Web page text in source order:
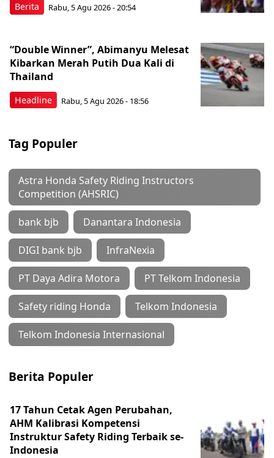
Berita Rabu, 5 Agu 2026 - 20:54
Headline
“Double Winner”, Abimanyu Melesat
Kibarkan Merah Putih Dua Kali di
Thailand
Rabu, 5 Agu 2026 - 18:56
Tag Populer
Astra Honda Safety Riding Instructors
Competition (AHSRIC)
bank bjb Danantara Indonesia
DIGI bank bjb InfraNexia
PT Daya Adira Motora PT Telkom Indonesia
Safety riding Honda Telkom Indonesia
Telkom Indonesia Internasional
Berita Populer
17 Tahun Cetak Agen Perubahan,
AHM Kalibrasi Kompetensi
Instruktur Safety Riding Terbaik se-
Indonesia